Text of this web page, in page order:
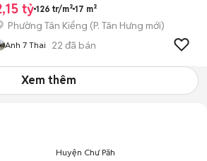
tỷ126 tr/m² 17 m²
Phường Tân Kiểng (P. Tân Hưng mới)
Anh 7 Thai 22 đã bán
Xem thêm
Huyện Chư Păh